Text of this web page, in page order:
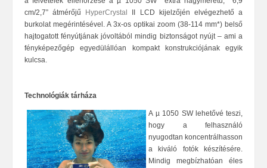
cm/2,7” átmérőjű
HyperCrystal
II LCD kijelzőjén elvégezhető a
burkolat megérintésével. A 3x-os optikai zoom (38-114 mm*) belső
hajtogatott fényútjának jóvoltából mindig biztonságot nyújt – ami a
fényképezőgép egyedülállóan kompakt konstrukciójának egyik
kulcsa.
Technológiák tárháza
A µ 1050 SW lehetővé teszi,
hogy a felhasználó
nyugodtan koncentrálhasson
a kiváló fotók készítésére.
Mindig megbízhatóan éles